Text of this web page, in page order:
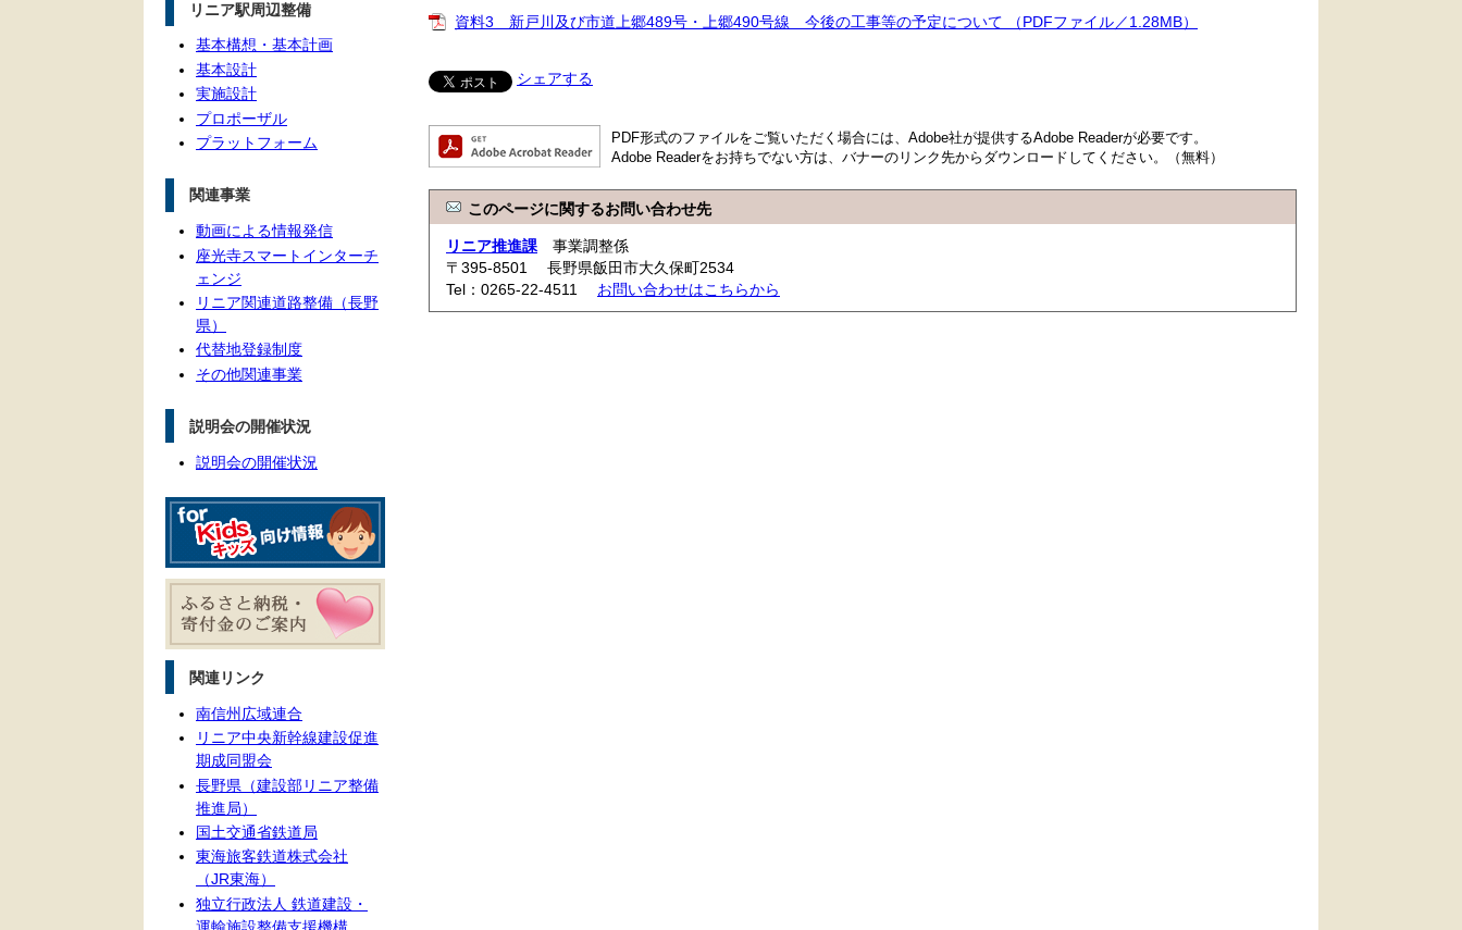
資料3 新戸川及び市道上郷489号・上郷490号線 今後の工事等の予定について （PDFファイル／1.28MB）
シェアする
PDF形式のファイルをご覧いただく場合には、Adobe社が提供するAdobe Readerが必要です。
Adobe Readerをお持ちでない方は、バナーのリンク先からダウンロードしてください。（無料）
このページに関するお問い合わせ先
リニア推進課 事業調整係
〒395-8501 長野県飯田市大久保町2534
Tel：0265-22-4511 お問い合わせはこちらから
リニア駅周辺整備
基本構想・基本計画
基本設計
実施設計
プロポーザル
プラットフォーム
関連事業
動画による情報発信
座光寺スマートインターチ
ェンジ
リニア関連道路整備（長野
県）
代替地登録制度
その他関連事業
説明会の開催状況
説明会の開催状況
関連リンク
南信州広域連合
リニア中央新幹線建設促進
期成同盟会
長野県（建設部リニア整備
推進局）
国土交通省鉄道局
東海旅客鉄道株式会社
（JR東海）
独立行政法人 鉄道建設・